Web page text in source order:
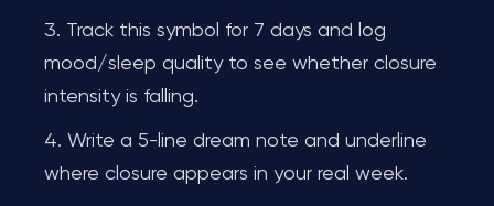
Track this symbol for 7 days and log
mood/sleep quality to see whether closure
intensity is falling.
Write a 5-line dream note and underline
where closure appears in your real week.